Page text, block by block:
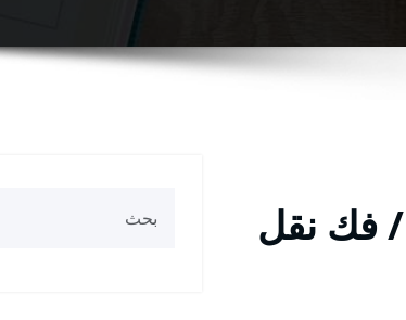
شركة نقل عفش الصديق / 52227344 / فك نقل